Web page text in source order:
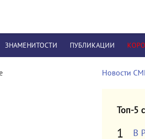
ЗНАМЕНИТОСТИ ПУБЛИКАЦИИ
Новости
Топ-5
В